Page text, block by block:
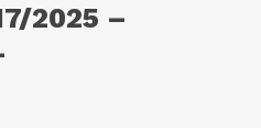
2025 –